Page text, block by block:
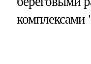
комплексами